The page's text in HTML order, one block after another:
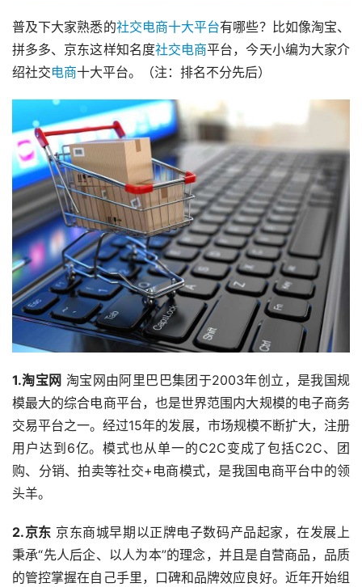
普及下大家熟悉的社交电商十大平台有哪些？比如像淘宝、
拼多多、京东这样知名度社交电商平台，今天小编为大家介
绍社交电商
1.淘宝网 淘宝网由阿里巴巴集团于2003年创立，是我国规
模最大的综合电商平台，也是世界范围内大规模的电子商务
交易平台之一。经过15年的发展，市场规模不断扩大，注册
用户达到6亿。模式也从单一的C2C变成了包括C2C、团
购、分销、拍卖等社交+电商模式，是我国电商平台中的领
头羊。
2.京东 京东商城早期以正牌电子数码产品起家，在发展上
秉承“先人后企、以人为本”的理念，并且是自营商品，品质
的管控掌握在自己手里，口碑和品牌效应良好。近年开始组